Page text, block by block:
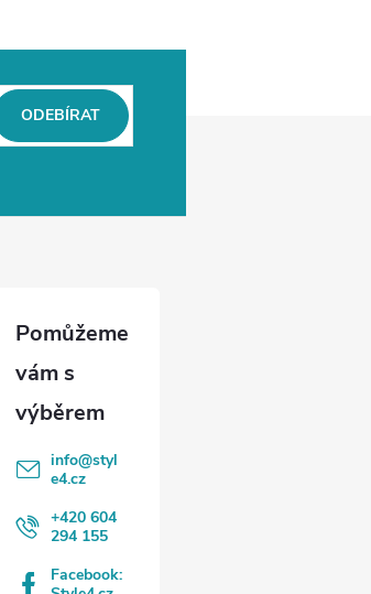
ODEBÍRAT
info@styl
e4.cz
+420 604
294 155
Facebook: